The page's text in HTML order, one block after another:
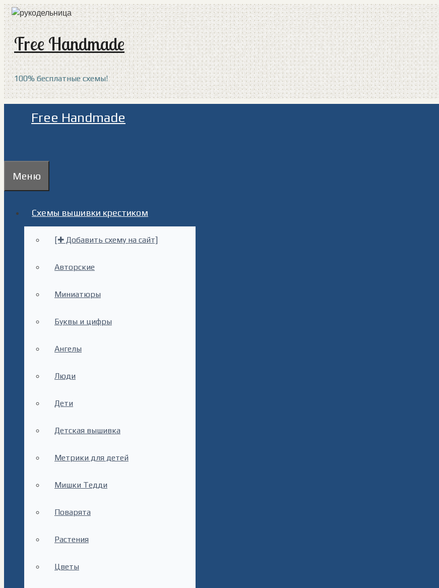
Перейти
к
содержимому
Free Handmade
100% бесплатные схемы!
Free Handmade
Меню
Схемы вышивки крестиком
[✚ Добавить схему на сайт]
Авторские
Миниатюры
Буквы и цифры
Ангелы
Люди
Дети
Детская вышивка
Метрики для детей
Мишки Тедди
Поварята
Растения
Цветы